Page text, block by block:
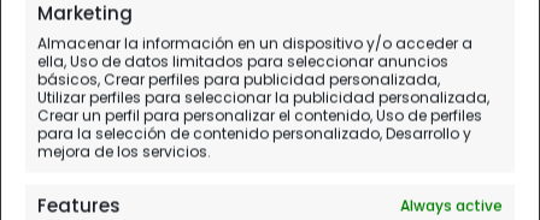
Marketing
Almacenar la información en un dispositivo y/o acceder a
ella, Uso de datos limitados para seleccionar anuncios
básicos, Crear perfiles para publicidad personalizada,
Utilizar perfiles para seleccionar la publicidad personalizada,
Crear un perfil para personalizar el contenido, Uso de perfiles
para la selección de contenido personalizado, Desarrollo y
mejora de los servicios.
Features
Always active